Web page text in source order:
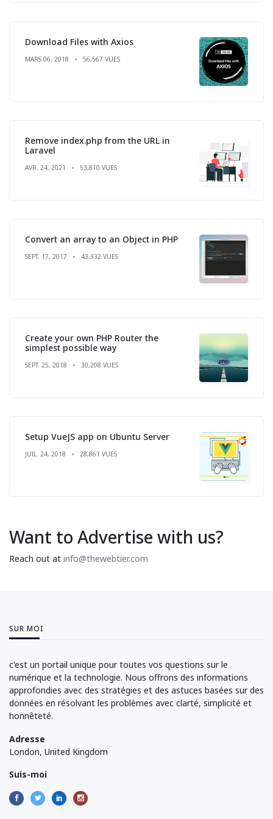
Download Files with Axios
MARS 06, 2018 56,567 VUES
Remove index.php from the URL in
Laravel
AVR. 24, 2021 53,810 VUES
Convert an array to an Object in PHP
SEPT. 17, 2017 43,332 VUES
Create your own PHP Router the
simplest possible way
SEPT. 25, 2018 30,208 VUES
Setup VueJS app on Ubuntu Server
JUIL. 24, 2018 28,861 VUES
Want to Advertise with us?
Reach out at info@thewebtier.com
SUR MOI
c'est un portail unique pour toutes vos questions sur le
numérique et la technologie. Nous offrons des informations
approfondies avec des stratégies et des astuces basées sur des
données en résolvant les problèmes avec clarté, simplicité et
honnêteté.
Adresse
London, United Kingdom
Suis-moi